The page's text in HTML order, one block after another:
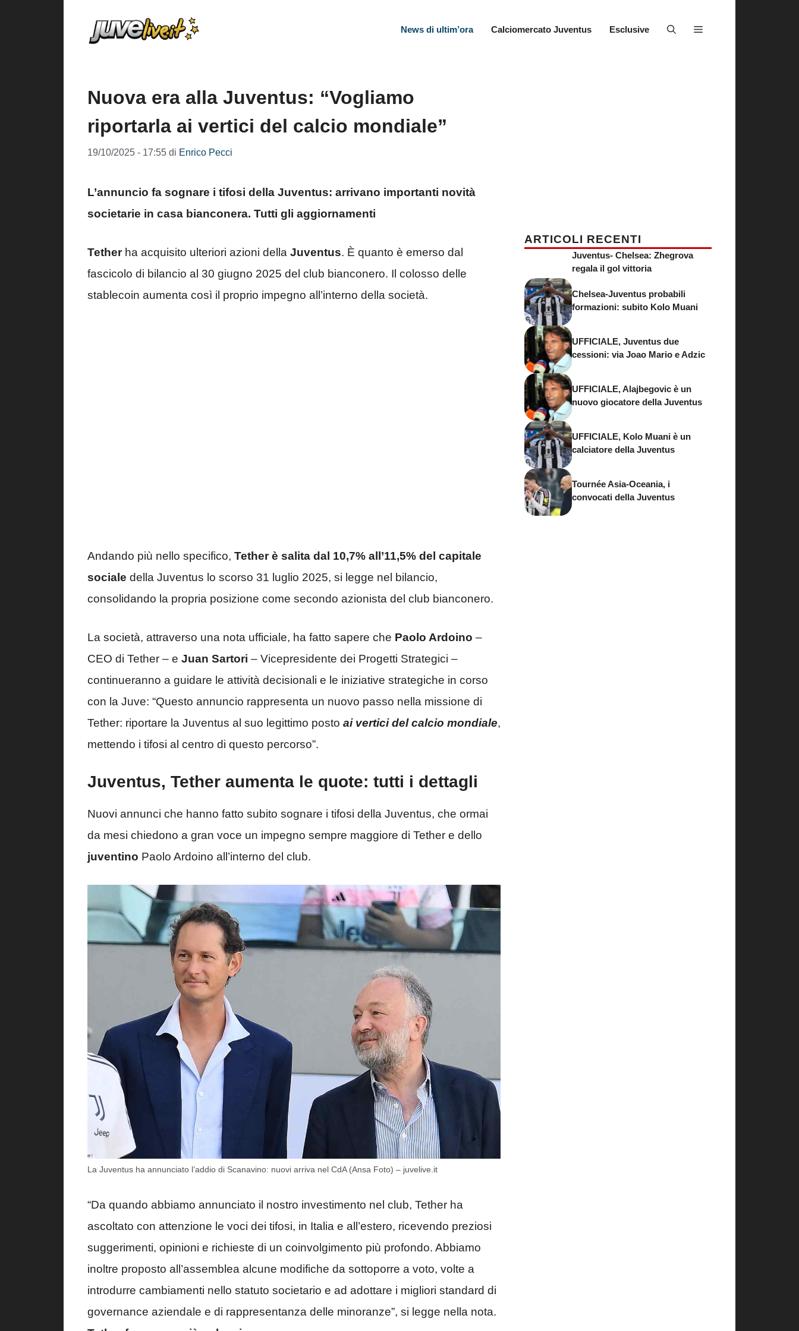
News di ultim’ora Calciomercato Juventus Esclusive
Nuova era alla Juventus: “Vogliamo
riportarla ai vertici del calcio mondiale”
19/10/2025 - 17:55 di Enrico Pecci
L’annuncio fa sognare i tifosi della Juventus: arrivano importanti novità
societarie in casa bianconera. Tutti gli aggiornamenti
Tetherha acquisito ulteriori azioni della Juventus. È quanto è emerso dal
fascicolo di bilancio al 30 giugno 2025 del club bianconero. Il colosso delle
stablecoin aumenta così il proprio impegno all’interno della società.
Andando più nello specifico, Tether è salita dal 10,7% all’11,5% del capitale
sociale della Juventus lo scorso 31 luglio 2025, si legge nel bilancio,
consolidando la propria posizione come secondo azionista del club bianconero.
La società, attraverso una nota ufficiale, ha fatto sapere che Paolo Ardoino –
CEO di Tether – e Juan Sartori – Vicepresidente dei Progetti Strategici –
continueranno a guidare le attività decisionali e le iniziative strategiche in corso
con la Juve: “Questo annuncio rappresenta un nuovo passo nella missione di
Tether: riportare la Juventus al suo legittimo posto ai vertici del calcio mondiale,
mettendo i tifosi al centro di questo percorso”.
Juventus, Tether aumenta le quote: tutti i dettagli
Nuovi annunci che hanno fatto subito sognare i tifosi della Juventus, che ormai
da mesi chiedono a gran voce un impegno sempre maggiore di Tether e dello
juventino Paolo Ardoino all’interno del club.
La Juventus ha annunciato l’addio di Scanavino: nuovi arriva nel CdA (Ansa Foto) – juvelive.it
“Da quando abbiamo annunciato il nostro investimento nel club, Tether ha
ascoltato con attenzione le voci dei tifosi, in Italia e all’estero, ricevendo preziosi
suggerimenti, opinioni e richieste di un coinvolgimento più profondo. Abbiamo
inoltre proposto all’assemblea alcune modifiche da sottoporre a voto, volte a
introdurre cambiamenti nello statuto societario e ad adottare i migliori standard di
governance aziendale e di rappresentanza delle minoranze”, si legge nella nota.
ARTICOLI RECENTI
Juventus- Chelsea: Zhegrova
regala il gol vittoria
Chelsea-Juventus probabili
formazioni: subito Kolo Muani
UFFICIALE, Juventus due
cessioni: via Joao Mario e Adzic
UFFICIALE, Alajbegovic è un
nuovo giocatore della Juventus
UFFICIALE, Kolo Muani è un
calciatore della Juventus
Tournée Asia-Oceania, i
convocati della Juventus